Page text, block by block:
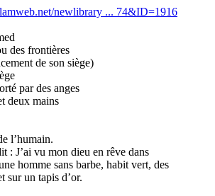
newlibrary ... 74&ID=1916
des frontières
de son siège)
par des anges
deux mains
l’humain.
: J’ai vu mon dieu en rêve dans
homme sans barbe, habit vert, des
sur un tapis d’or.